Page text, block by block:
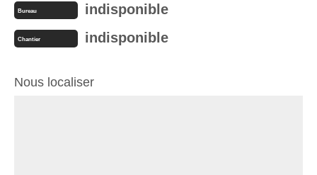
Bureau indisponible
Chantier indisponible
Nous localiser